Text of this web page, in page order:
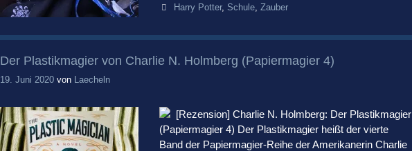
Schlagwörter
Harry Potter, Schule, Zauber
Der Plastikmagier von Charlie N. Holmberg (Papiermagier 4)
19. Juni 2020 von Laecheln
[Rezension] Charlie N. Holmberg: Der Plastikmagier
(Papiermagier 4) Der Plastikmagier heißt der vierte
Band der Papiermagier-Reihe der Amerikanerin Charlie